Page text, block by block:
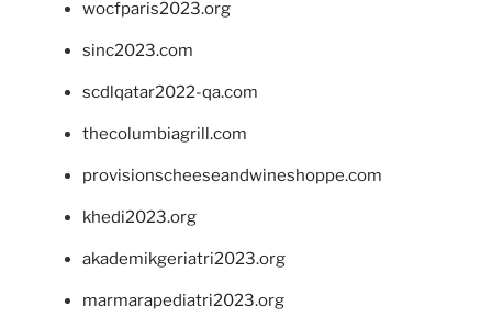
wocfparis2023.org
sinc2023.com
scdlqatar2022-qa.com
thecolumbiagrill.com
provisionscheeseandwineshoppe.com
khedi2023.org
akademikgeriatri2023.org
marmarapediatri2023.org